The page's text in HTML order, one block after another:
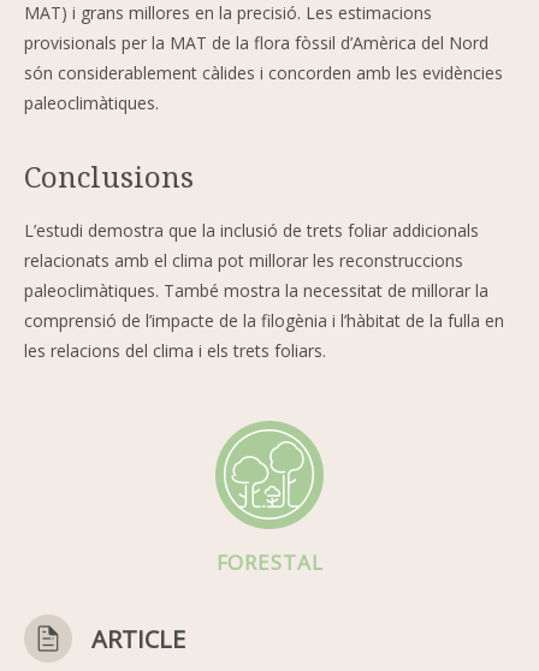
FORESTAL
ARTICLE
MAT) i grans millores en la precisió. Les estimacions
provisionals per la MAT de la flora fòssil d’Amèrica del Nord
són considerablement càlides i concorden amb les evidències
paleoclimàtiques.
Conclusions
L’estudi demostra que la inclusió de trets foliar addicionals
relacionats amb el clima pot millorar les reconstruccions
paleoclimàtiques. També mostra la necessitat de millorar la
comprensió de l’impacte de la filogènia i l’hàbitat de la fulla en
les relacions del clima i els trets foliars.